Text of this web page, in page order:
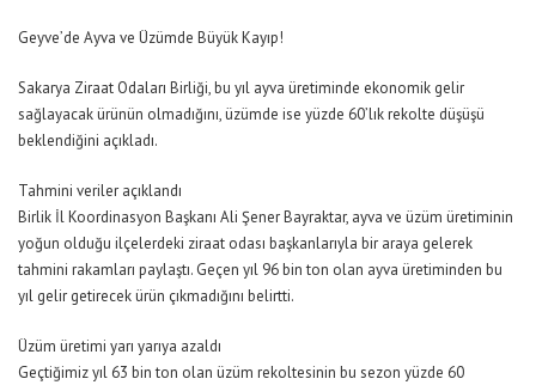
Geyve’de Ayva ve Üzümde Büyük Kayıp!
Sakarya Ziraat Odaları Birliği, bu yıl ayva üretiminde ekonomik gelir
sağlayacak ürünün olmadığını, üzümde ise yüzde 60’lık rekolte düşüşü
beklendiğini açıkladı.
Tahmini veriler açıklandı
Birlik İl Koordinasyon Başkanı Ali Şener Bayraktar, ayva ve üzüm üretiminin
yoğun olduğu ilçelerdeki ziraat odası başkanlarıyla bir araya gelerek
tahmini rakamları paylaştı. Geçen yıl 96 bin ton olan ayva üretiminden bu
yıl gelir getirecek ürün çıkmadığını belirtti.
Üzüm üretimi yarı yarıya azaldı
Geçtiğimiz yıl 63 bin ton olan üzüm rekoltesinin bu sezon yüzde 60